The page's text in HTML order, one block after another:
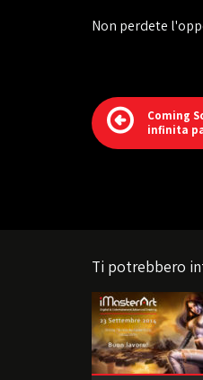
Non perdete
Coming
infinita
Ti potrebbero